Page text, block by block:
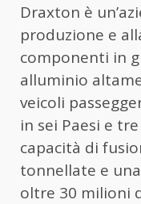
Draxton è
produzione e
componenti in
alluminio
veicoli
in sei Paesi e
capacità di
tonnellate e
oltre 30 milioni